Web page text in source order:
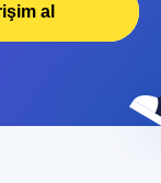
al